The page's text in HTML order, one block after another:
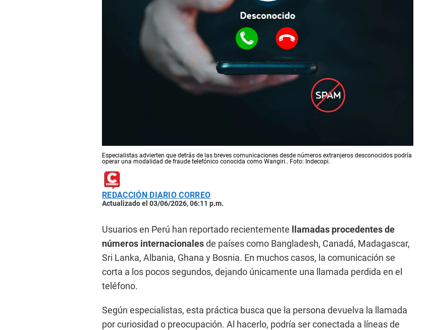
Especialistas advierten que detrás de las breves comunicaciones desde números extranjeros desconocidos podría
operar una modalidad de fraude telefónico conocida como Wangiri.. Foto: Indecopi.
REDACCIÓN DIARIO CORREO
Actualizado el 03/06/2026, 06:11 p.m.
Usuarios en Perú han reportado recientemente llamadas procedentes de
números internacionalesde países como Bangladesh, Canadá, Madagascar,
Sri Lanka, Albania, Ghana y Bosnia. En muchos casos, la comunicación se
corta a los pocos segundos, dejando únicamente una llamada perdida en el
teléfono.
Según especialistas, esta práctica busca que la persona devuelva la llamada
por curiosidad o preocupación. Al hacerlo, podría ser conectada a líneas de